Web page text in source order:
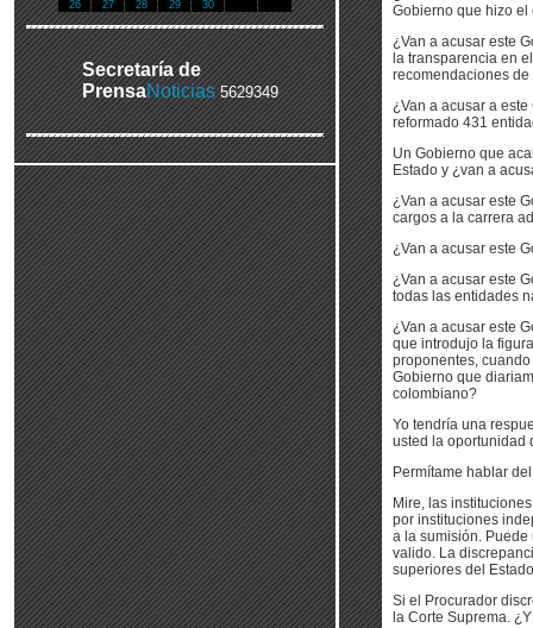
26
27 28 29 30
Secretaría de
PrensaNoticias 5629349
Gobierno que hizo
¿Van a acusar este
la transparencia en
recomendaciones
¿Van a acusar a
reformado 431
Un Gobierno que
Estado y ¿van a
¿Van a acusar este
cargos a la carrera
¿Van a acusar este
¿Van a acusar este
todas las entidades
¿Van a acusar este
que introdujo la
proponentes,
Gobierno que
colombiano?
Yo tendría una
usted la oportunidad
Permítame hablar
Mire, las
por instituciones
a la sumisión.
valido. La
superiores del
Si el Procurador
la Corte Suprema.